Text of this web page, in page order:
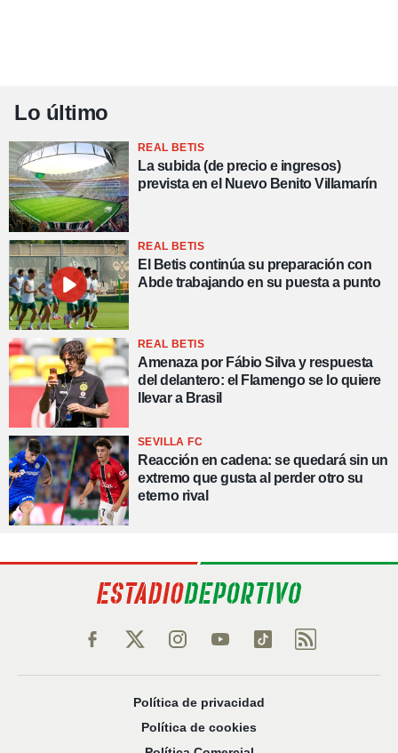
Lo último
REAL BETIS
La subida (de precio e ingresos)
prevista en el Nuevo Benito Villamarín
REAL BETIS
El Betis continúa su preparación con
Abde trabajando en su puesta a punto
REAL BETIS
Amenaza por Fábio Silva y respuesta
del delantero: el Flamengo se lo quiere
llevar a Brasil
SEVILLA FC
Reacción en cadena: se quedará sin un
extremo que gusta al perder otro su
eterno rival
Política de privacidad
Política de cookies